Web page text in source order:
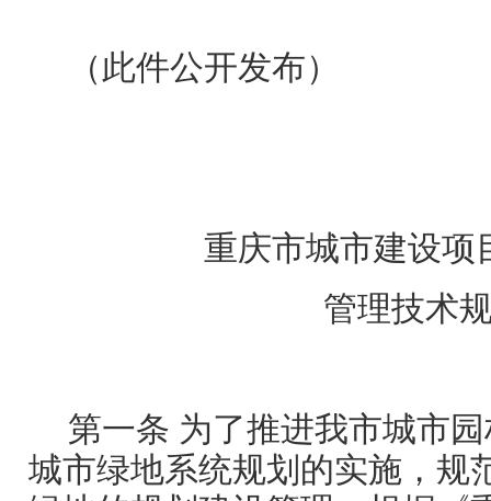
（此件公开发布）
重庆市城市建设项
管理技术
第一条 为了推进我市城市
城市绿地系统规划的实施，规